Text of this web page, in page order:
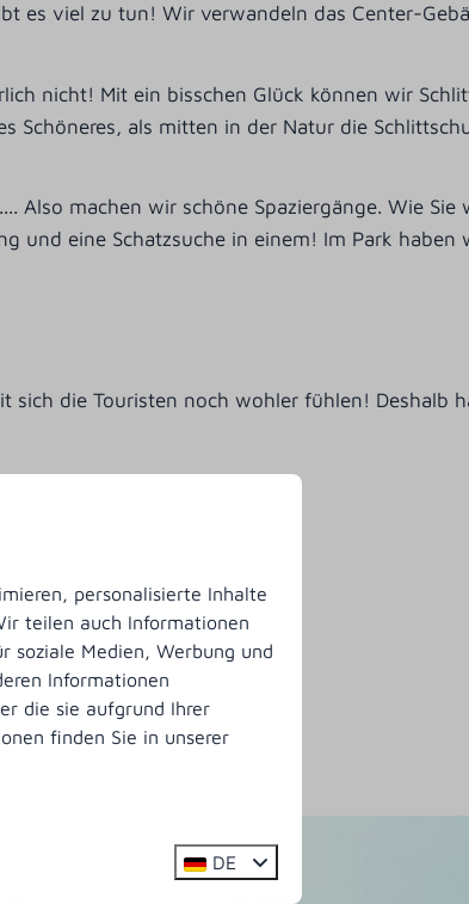
es viel zu tun! Wir verwandeln das Center-
nicht! Mit ein bisschen Glück können wir
Schöneres, als mitten in der Natur die
machen wir schöne Spaziergänge. Wie Sie
und eine Schatzsuche in einem! Im Park haben
die Touristen noch wohler fühlen! Deshalb
personalisierte Inhalte
teilen auch Informationen
soziale Medien, Werbung und
Informationen
die sie aufgrund Ihrer
finden Sie in unserer
DE